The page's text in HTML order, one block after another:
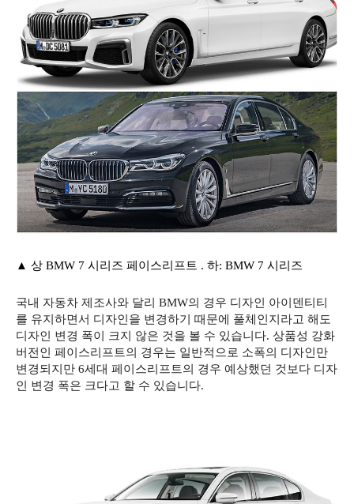
▲ 상 BMW 7 시리즈 페이스리프트 . 하: BMW 7 시리즈
국내 자동차 제조사와 달리 BMW의 경우 디자인 아이덴티티
를 유지하면서 디자인을 변경하기 때문에 풀체인지라고 해도
디자인 변경 폭이 크지 않은 것을 볼 수 있습니다. 상품성 강화
버전인 페이스리프트의 경우는 일반적으로 소폭의 디자인만
변경되지만 6세대 페이스리프트의 경우 예상했던 것보다 디자
인 변경 폭은 크다고 할 수 있습니다.